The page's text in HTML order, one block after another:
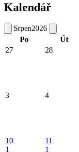
Kalendář
Srpen2026
Po
Út
27
28
3 4
10
1
11
1